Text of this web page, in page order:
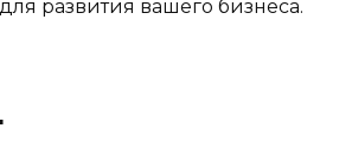
развития вашего бизнеса.